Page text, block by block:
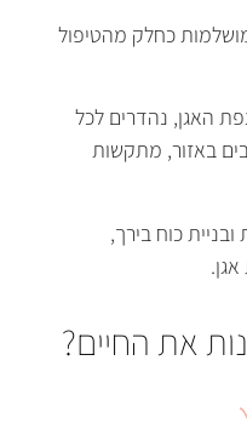
כחלק מהטיפול
האגן, נהדרים לכל
באזור, מתקשות
כוח בירך,
.
את החיים?